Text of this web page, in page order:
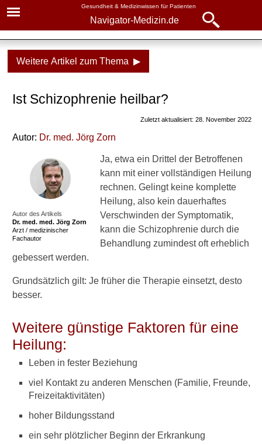
Gesundheit & Medizinwissen für Patienten
Navigator-Medizin.de
Weitere Artikel zum Thema ▶
Ist Schizophrenie heilbar?
Zuletzt aktualisiert: 28. November 2022
Autor: Dr. med. Jörg Zorn
Autor des Artikels
Dr. med. med. Jörg Zorn
Arzt / medizinischer
Fachautor
Ja, etwa ein Drittel der Betroffenen
kann mit einer vollständigen Heilung
rechnen. Gelingt keine komplette
Heilung, also kein dauerhaftes
Verschwinden der Symptomatik,
kann die Schizophrenie durch die
Behandlung zumindest oft erheblich
gebessert werden.
Grundsätzlich gilt: Je früher die Therapie einsetzt, desto
besser.
Weitere günstige Faktoren für eine
Heilung:
Leben in fester Beziehung
viel Kontakt zu anderen Menschen (Familie, Freunde,
Freizeitaktivitäten)
hoher Bildungsstand
ein sehr plötzlicher Beginn der Erkrankung
Navigator-Medizin.de
► Krankheiten
► Therapieverfahren
► Medikamente
► Gesundheitsthemen
Navigator-
Medizin.de
▾
Schizophrenie
Drogen als Auslöser?
Vorkommen und Häufigkeit
Prominente mit
Schizophrenie
Formen der Schizophrenie
Symptome
Wahnvorstellungen
Formen des Wahns
Umgang mit dem Wahn
Halluzinationen, Paranoia
und Co: Einordnung der